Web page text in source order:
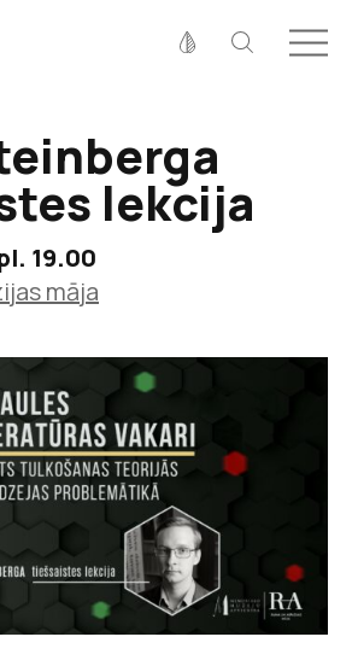
100%
125%
Kontrastslekcija
19.00
māja